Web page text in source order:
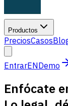
Productos
PreciosCasos
EntrarENDemo
Enfócate